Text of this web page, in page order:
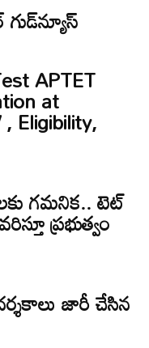
APTET
at
Eligibility,
గమనిక.. టెట్‌
ప్రభుత్వం
జారీ చేసిన